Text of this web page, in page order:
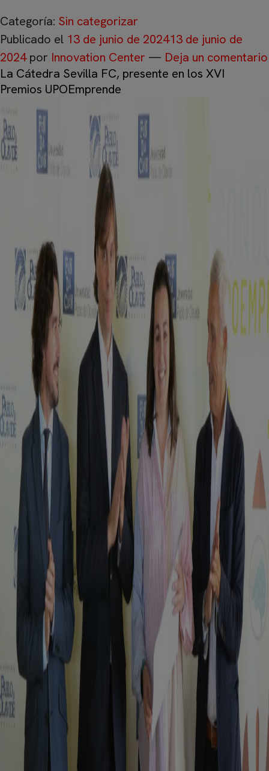
Categoría: Sin categorizar
Publicado el 13 de junio de 202413 de junio de
2024 por Innovation Center — Deja un comentario
La Cátedra Sevilla FC, presente en los XVI
Premios UPOEmprende